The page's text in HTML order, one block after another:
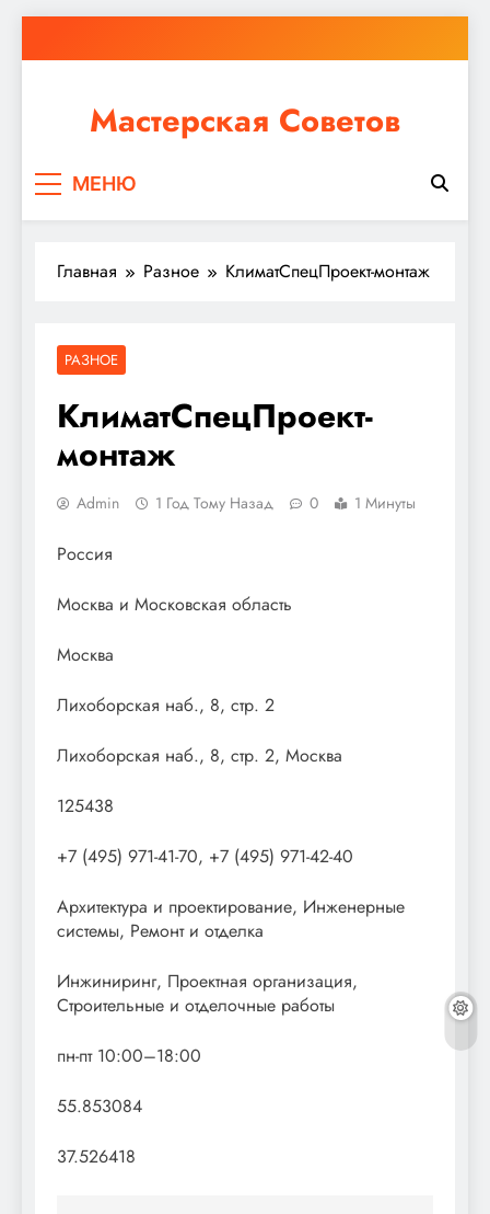
к
Мастерская Советов
ремонт или крупное строительство, в Мастерской
МЕНЮ
Главная Разное КлиматСпецПроект-монтаж
РАЗНОЕ
КлиматСпецПроект-
монтаж
Admin 1 Год Тому Назад 0 1 Минуты
Россия
Москва и Московская область
Москва
Лихоборская наб., 8, стр. 2
Лихоборская наб., 8, стр. 2, Москва
125438
+7 (495) 971-41-70, +7 (495) 971-42-40
Архитектура и проектирование, Инженерные
системы, Ремонт и отделка
Инжиниринг, Проектная организация,
Строительные и отделочные работы
пн-пт 10:00–18:00
55.853084
37.526418